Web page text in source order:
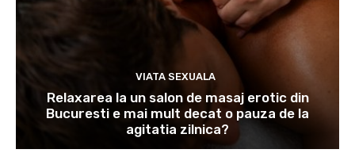
VIATA SEXUALA
Relaxarea la un salon de masaj erotic din
Bucuresti e mai mult decat o pauza de la
agitatia zilnica?